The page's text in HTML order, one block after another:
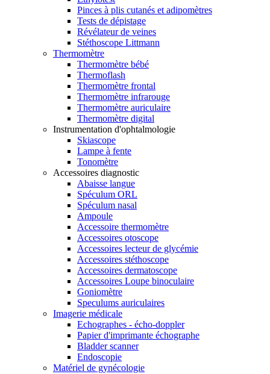
Pinces à plis cutanés et adipomètres
Tests de dépistage
Révélateur de veines
Stéthoscope Littmann
Thermomètre
Thermomètre bébé
Thermoflash
Thermomètre frontal
Thermomètre infrarouge
Thermomètre auriculaire
Thermomètre digital
Instrumentation d'ophtalmologie
Skiascope
Lampe à fente
Tonomètre
Accessoires diagnostic
Abaisse langue
Spéculum ORL
Spéculum nasal
Ampoule
Accessoire thermomètre
Accessoires otoscope
Accessoires lecteur de glycémie
Accessoires stéthoscope
Accessoires dermatoscope
Accessoires Loupe binoculaire
Goniomètre
Speculums auriculaires
Imagerie médicale
Echographes - écho-doppler
Papier d'imprimante échographe
Bladder scanner
Endoscopie
Matériel de gynécologie